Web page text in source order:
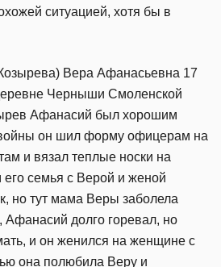
ситуацией, хотя бы в
Вера Афанасьевна 17
Черныши Смоленской
Афанасий был хорошим
он шил форму офицерам на
и вязал теплые носки на
семья с Верой и женой
но тут мама Веры заболела
долго горевал, но
и он женился на женщине с
она полюбила Веру и